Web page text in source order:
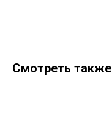
Смотреть также